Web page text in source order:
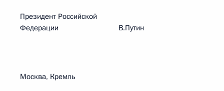
Президент Российской
Федерации В.Путин
Москва, Кремль